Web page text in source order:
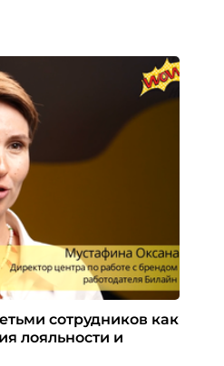
сотрудников как
лояльности и